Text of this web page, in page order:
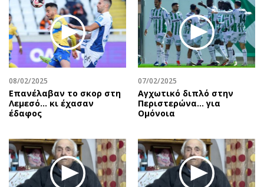
08/02/2025
Επανέλαβαν το σκορ στη
Λεμεσό… κι έχασαν
έδαφος
07/02/2025
Αγχωτικό διπλό στην
Περιστερώνα… για
Ομόνοια